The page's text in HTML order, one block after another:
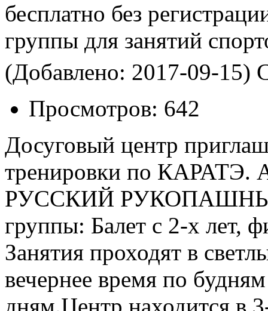
бесплатно без
группы для занятий
(Добавлено: 2017-09-15)
Просмотров: 642
Досуговый центр
тренировки по
РУССКИЙ РУКОПАШНЫЙ
группы: Балет с 2-х лет,
Занятия проходят в
вечернее время по